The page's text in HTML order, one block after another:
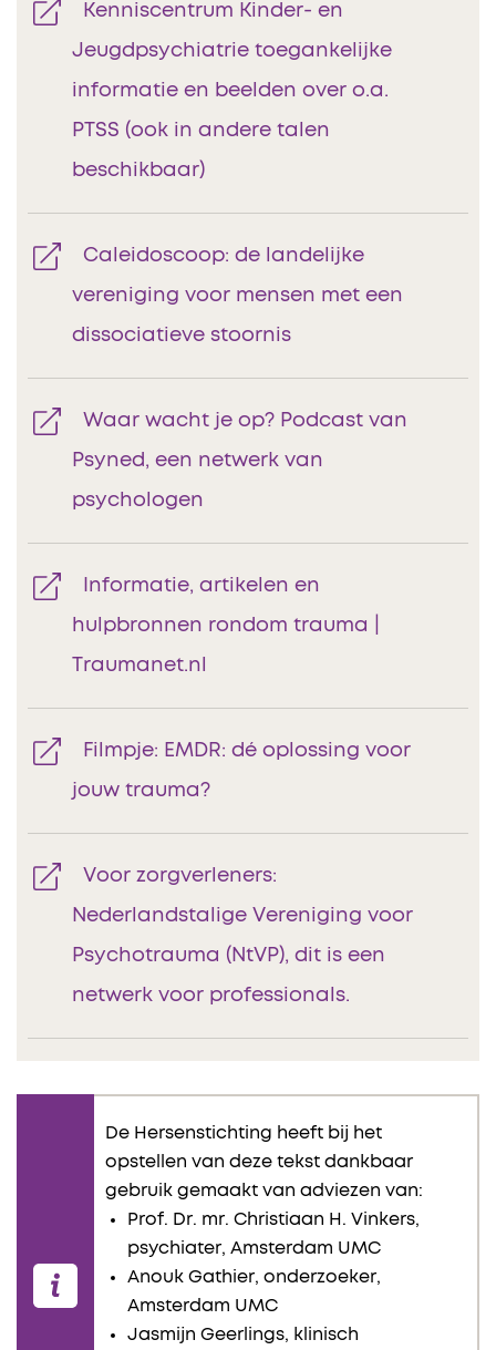
Kenniscentrum Kinder- en
Jeugdpsychiatrie toegankelijke
informatie en beelden over o.a.
PTSS (ook in andere talen
beschikbaar)
Caleidoscoop: de landelijke
vereniging voor mensen met een
dissociatieve stoornis
Waar wacht je op? Podcast van
Psyned, een netwerk van
psychologen
Informatie, artikelen en
hulpbronnen rondom trauma |
Traumanet.nl
Filmpje: EMDR: dé oplossing voor
jouw trauma?
Voor zorgverleners:
Nederlandstalige Vereniging voor
Psychotrauma (NtVP), dit is een
netwerk voor professionals.
De Hersenstichting heeft bij het
opstellen van deze tekst dankbaar
gebruik gemaakt van adviezen van:
Prof. Dr. mr. Christiaan H. Vinkers,
psychiater, Amsterdam UMC
Anouk Gathier, onderzoeker,
Amsterdam UMC
Jasmijn Geerlings, klinisch